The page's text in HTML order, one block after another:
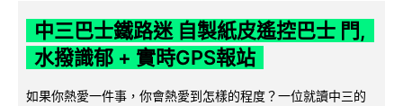
中三巴士鐵路迷 自製紙皮遙控巴士 門,
水撥識郁 + 實時GPS報站
如果你熱愛一件事，你會熱愛到怎樣的程度？一位就讀中三的